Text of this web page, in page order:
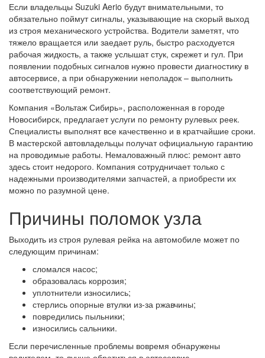
Если владельцы Suzuki Aerio будут внимательными, то
обязательно поймут сигналы, указывающие на скорый выход
из строя механического устройства. Водители заметят, что
тяжело вращается или заедает руль, быстро расходуется
рабочая жидкость, а также услышат стук, скрежет и гул. При
появлении подобных сигналов нужно провести диагностику в
автосервисе, а при обнаружении неполадок – выполнить
соответствующий ремонт.
Компания «Вольтаж Сибирь», расположенная в городе
Новосибирск, предлагает услуги по ремонту рулевых реек.
Специалисты выполнят все качественно и в кратчайшие сроки.
В мастерской автовладельцы получат официальную гарантию
на проводимые работы. Немаловажный плюс: ремонт авто
здесь стоит недорого. Компания сотрудничает только с
надежными производителями запчастей, а приобрести их
можно по разумной цене.
Причины поломок узла
Выходить из строя рулевая рейка на автомобиле может по
следующим причинам:
сломался насос;
образовалась коррозия;
уплотнители износились;
стерлись опорные втулки из-за ржавчины;
повредились пыльники;
износились сальники.
Если перечисленные проблемы вовремя обнаружены